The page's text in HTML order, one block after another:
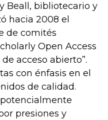
Beall, bibliotecario y
hacia 2008 el
de comités
Open Access
acceso abierto”.
con énfasis en el
de calidad.
presiones y